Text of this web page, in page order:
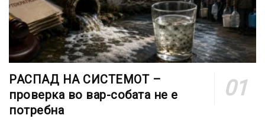
РАСПАД НА СИСТЕМОТ –
проверка во вар-собата не е
потребна